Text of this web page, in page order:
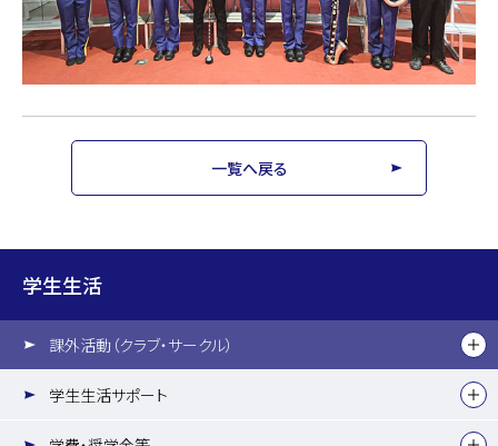
一覧へ戻る
学生生活
課外活動（クラブ・サークル）
学生生活サポート